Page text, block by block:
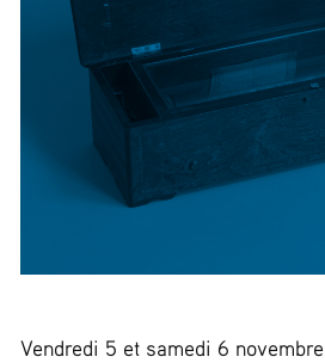
Vendredi 5 et samedi 6